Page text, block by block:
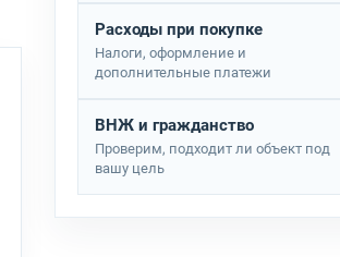
Расходы при покупке
Налоги, оформление и
дополнительные платежи
ВНЖ и гражданство
Проверим, подходит ли объект под
вашу цель